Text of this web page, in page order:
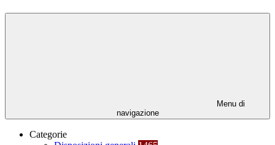
Menu di
navigazione
Categorie